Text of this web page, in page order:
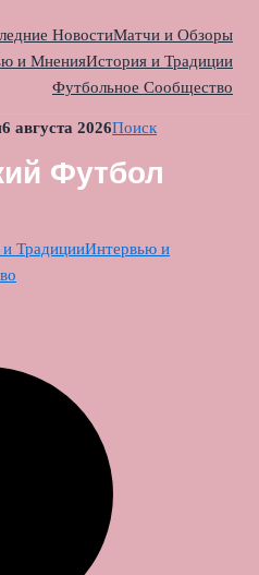
НовостиМатчи и Обзоры
и МненияИстория и Традиции
Футбольное Сообщество
6 августа 2026Поиск
ТрадицииИнтервью и